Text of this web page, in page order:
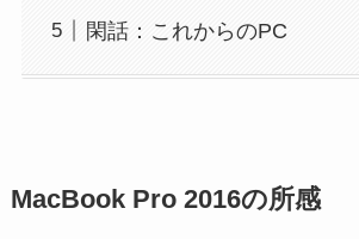
閑話：これからのPC
MacBook Pro 2016の所感